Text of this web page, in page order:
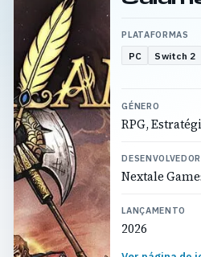
PLATAFORMAS
PC Switch 2
GÉNERO
RPG,
DESENVOLVEDOR
Nextale
LANÇAMENTO
2026